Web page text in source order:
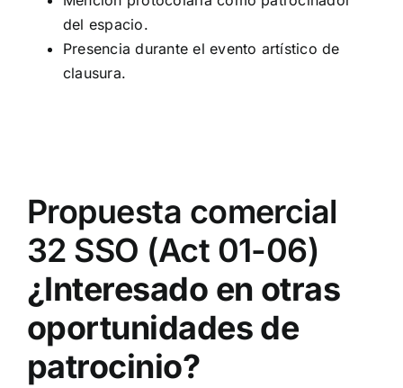
del espacio.
Presencia durante el evento artístico de
clausura.
Propuesta comercial
32 SSO (Act 01-06)
¿Interesado en otras
oportunidades de
patrocinio?